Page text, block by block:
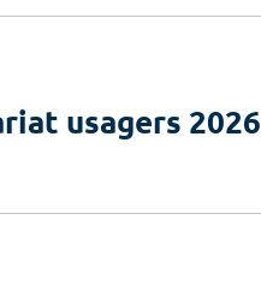
usagers 2026